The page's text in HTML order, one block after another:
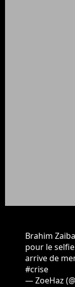
Brahim
pour le
arrive de
#crise
— ZoeHaz